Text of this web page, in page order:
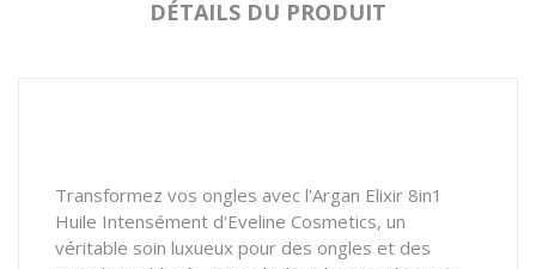
DÉTAILS DU PRODUIT
Transformez vos ongles avec l'Argan Elixir 8in1
Huile Intensément d'Eveline Cosmetics, un
véritable soin luxueux pour des ongles et des